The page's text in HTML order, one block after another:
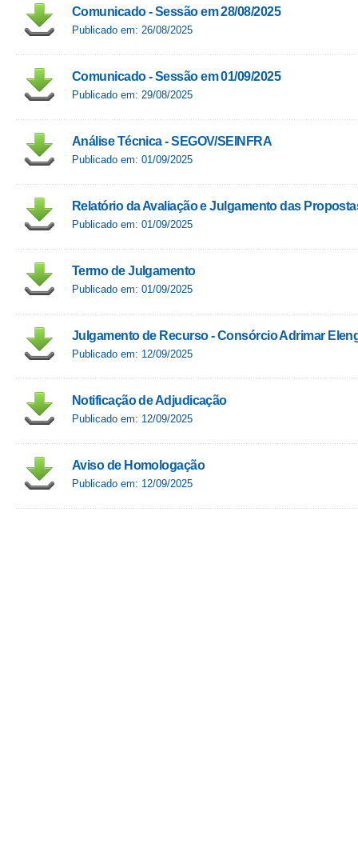
Comunicado - Sessão em 28/08/2025
Publicado em: 26/08/2025
Comunicado - Sessão em 01/09/2025
Publicado em: 29/08/2025
Análise Técnica - SEGOV/SEINFRA
Publicado em: 01/09/2025
Relatório da Avaliação e Julgamento das
Publicado em: 01/09/2025
Termo de Julgamento
Publicado em: 01/09/2025
Julgamento de Recurso - Consórcio Adrimar
Publicado em: 12/09/2025
Notificação de Adjudicação
Publicado em: 12/09/2025
Aviso de Homologação
Publicado em: 12/09/2025